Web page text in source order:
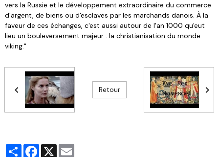
vers la Russie et le développement extraordinaire du commerce
d'argent, de biens ou d'esclaves par les marchands danois. À la
faveur de ces échanges, c'est aussi autour de l'an 1000 qu'eut
lieu un bouleversement majeur : la christianisation du monde
viking."
Retour
PartagerFacebook
X